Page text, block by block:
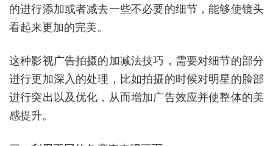
的进行添加或者减去一些不必要的细节，能够使镜头
看起来更加的完美。
这种影视广告拍摄的加减法技巧，需要对细节的部分
进行更加深入的处理，比如拍摄的时候对明星的脸部
进行突出以及优化，从而增加广告效应并使整体的美
感提升。